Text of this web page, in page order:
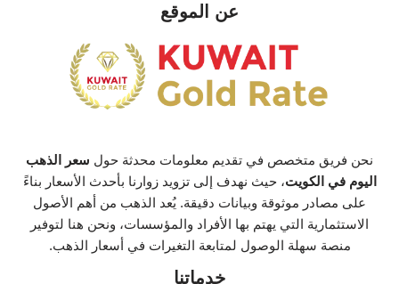
عن الموقع
نحن فريق متخصص في تقديم معلومات محدثة حول سعر الذهب
اليوم في الكويت، حيث نهدف إلى تزويد زوارنا بأحدث الأسعار بناءً
على مصادر موثوقة وبيانات دقيقة. يُعد الذهب من أهم الأصول
الاستثمارية التي يهتم بها الأفراد والمؤسسات، ونحن هنا لتوفير
منصة سهلة الوصول لمتابعة التغيرات في أسعار الذهب.
خدماتنا